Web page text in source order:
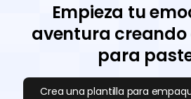
Empieza tu
aventura
para
Crea una plantilla para